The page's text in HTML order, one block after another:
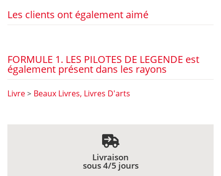
Les clients ont également aimé
FORMULE 1. LES PILOTES DE LEGENDE est
également présent dans les rayons
Livre > Beaux Livres, Livres D'arts
Livraison
sous 4/5 jours